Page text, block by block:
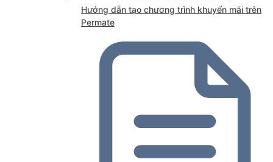
Hướng dẫn tạo chương trình khuyến mãi trên
Permate